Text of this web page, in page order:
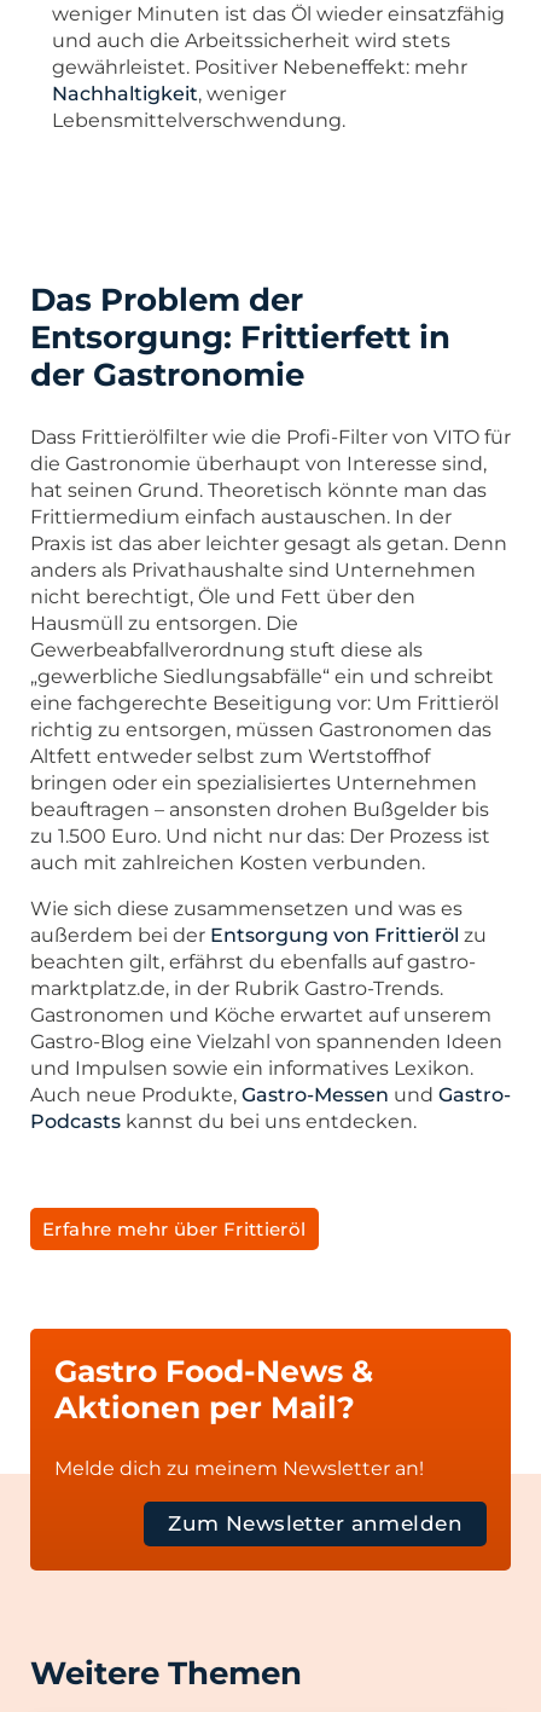
weniger Minuten ist das Öl wieder einsatzfähig
und auch die Arbeitssicherheit wird stets
gewährleistet. Positiver Nebeneffekt: mehr
Nachhaltigkeit, weniger
Lebensmittelverschwendung.
Das Problem der
Entsorgung: Frittierfett in
der Gastronomie
Dass Frittierölfilter wie die Profi-Filter von VITO für
die Gastronomie überhaupt von Interesse sind,
hat seinen Grund. Theoretisch könnte man das
Frittiermedium einfach austauschen. In der
Praxis ist das aber leichter gesagt als getan. Denn
anders als Privathaushalte sind Unternehmen
nicht berechtigt, Öle und Fett über den
Hausmüll zu entsorgen. Die
Gewerbeabfallverordnung stuft diese als
„gewerbliche Siedlungsabfälle“ ein und schreibt
eine fachgerechte Beseitigung vor: Um Frittieröl
richtig zu entsorgen, müssen Gastronomen das
Altfett entweder selbst zum Wertstoffhof
bringen oder ein spezialisiertes Unternehmen
beauftragen – ansonsten drohen Bußgelder bis
zu 1.500 Euro. Und nicht nur das: Der Prozess ist
auch mit zahlreichen Kosten verbunden.
Wie sich diese zusammensetzen und was es
außerdem bei der Entsorgung von Frittieröl zu
beachten gilt, erfährst du ebenfalls auf gastro-
marktplatz.de, in der Rubrik Gastro-Trends.
Gastronomen und Köche erwartet auf unserem
Gastro-Blog eine Vielzahl von spannenden Ideen
und Impulsen sowie ein informatives Lexikon.
Auch neue Produkte, Gastro-Messen und Gastro-
Podcasts kannst du bei uns entdecken.
Erfahre mehr über Frittieröl
Gastro Food-News &
Aktionen per Mail?
Melde dich zu meinem Newsletter an!
Zum Newsletter anmelden
Weitere Themen